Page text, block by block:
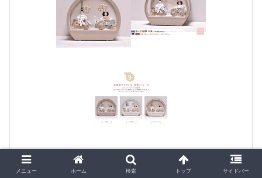
メニュー ホーム 検索 トップ サイドバー